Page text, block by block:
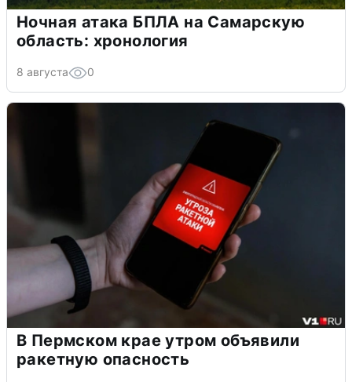
Ночная атака БПЛА на Самарскую
область: хронология
8 августа 0
В Пермском крае утром объявили
ракетную опасность